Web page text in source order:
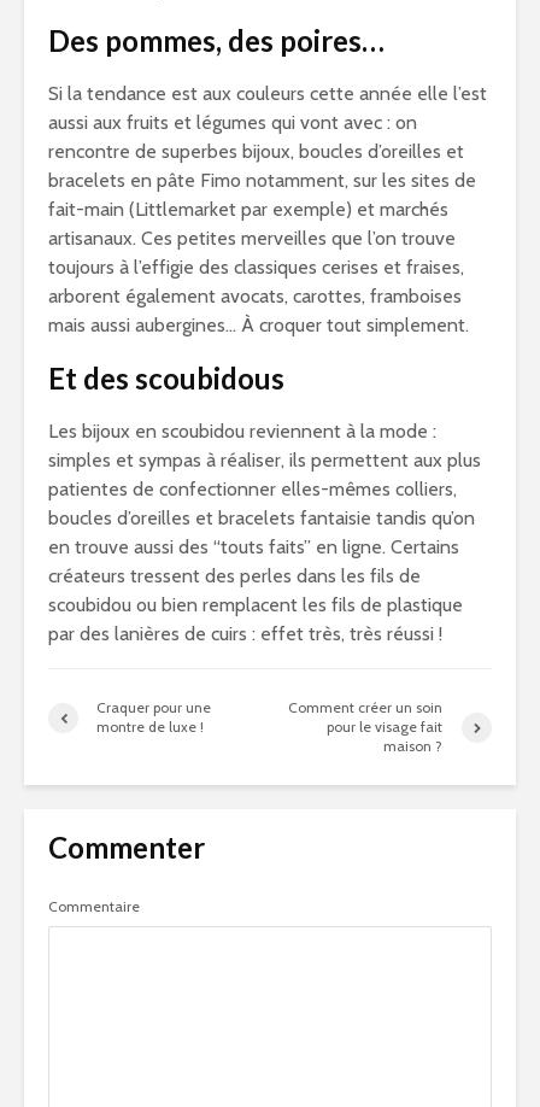
Des pommes, des poires…
Si la tendance est aux couleurs cette année elle l’est
aussi aux fruits et légumes qui vont avec : on
rencontre de superbes bijoux, boucles d’oreilles et
bracelets en pâte Fimo notamment, sur les sites de
fait-main (Littlemarket par exemple) et marchés
artisanaux. Ces petites merveilles que l’on trouve
toujours à l’effigie des classiques cerises et fraises,
arborent également avocats, carottes, framboises
mais aussi aubergines… À croquer tout simplement.
Et des scoubidous
Les bijoux en scoubidou reviennent à la mode :
simples et sympas à réaliser, ils permettent aux plus
patientes de confectionner elles-mêmes colliers,
boucles d’oreilles et bracelets fantaisie tandis qu’on
en trouve aussi des “touts faits” en ligne. Certains
créateurs tressent des perles dans les fils de
scoubidou ou bien remplacent les fils de plastique
par des lanières de cuirs : effet très, très réussi !
Craquer pour une
montre de luxe !
Comment créer un soin
pour le visage fait
maison ?
Commenter
Commentaire